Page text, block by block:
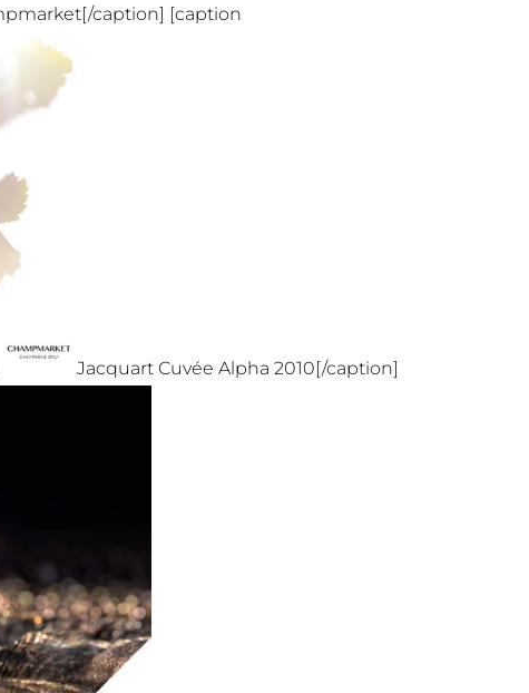
caption] [caption
Jacquart Cuvée Alpha 2010[/caption]